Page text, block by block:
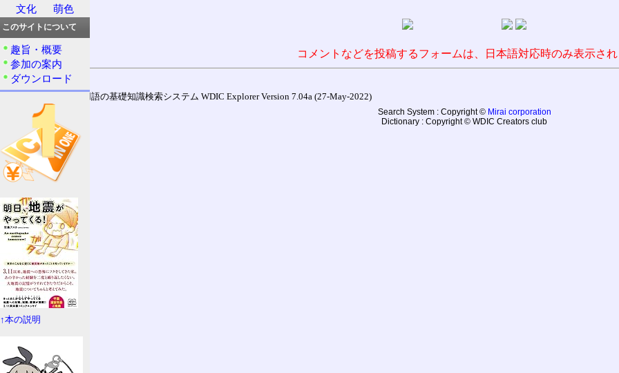
コメントなどを投稿するフォームは、日本語対応時のみ表示さ
通信用語の基礎知識検索システム WDIC Explorer Version 7.04a (27-May-2022)
Search System : Copyright © Mirai corporation
Dictionary : Copyright © WDIC Creators club
文化
萌色
このサイトについて
趣旨・概要
参加の案内
ダウンロード
↑本の説明